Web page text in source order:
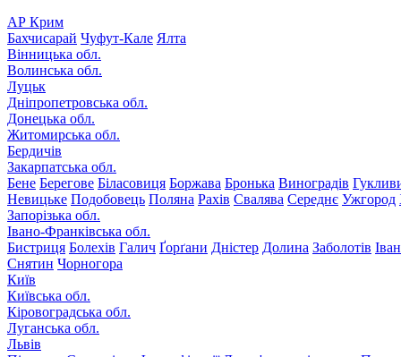
АР Крим
Бахчисарай Чуфут-Кале Ялта
Вінницька обл.
Волинська обл.
Луцьк
Дніпропетровська обл.
Донецька обл.
Житомирська обл.
Бердичів
Закарпатська обл.
Бене Берегове Біласовиця Боржава Бронька Виноградів
Невицьке Подобовець Поляна Рахів Свалява Середнє Ужгород
Запорізька обл.
Івано-Франківська обл.
Бистриця Болехів Галич Ґорґани Дністер Долина Заболотів
Снятин Чорногора
Київ
Київська обл.
Кіровоградська обл.
Луганська обл.
Львів